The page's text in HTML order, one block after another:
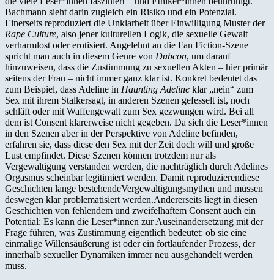
Bachmann sieht darin zugleich ein Risiko und ein Potenzial.
Einerseits reproduziert die Unklarheit über Einwilligung Muster der
Rape Culture, also jener kulturellen Logik, die sexuelle Gewalt
verharmlost oder erotisiert. Angelehnt an die Fan Fiction-Szene
spricht man auch in diesem Genre von Dubcon, um darauf
hinzuweisen, dass die Zustimmung zu sexuellen Akten – hier primär
seitens der Frau – nicht immer ganz klar ist. Konkret bedeutet das
zum Beispiel, dass Adeline in Haunting Adeline klar „nein“ zum
Sex mit ihrem Stalkersagt, in anderen Szenen gefesselt ist, noch
schläft oder mit Waffengewalt zum Sex gezwungen wird. Bei all
dem ist Consent klarerweise nicht gegeben. Da sich die Leser*innen
in den Szenen aber in der Perspektive von Adeline befinden,
erfahren sie, dass diese den Sex mit der Zeit doch will und große
Lust empfindet. Diese Szenen können trotzdem nur als
Vergewaltigung verstanden werden, die nachträglich durch Adelines
Orgasmus scheinbar legitimiert werden. Damit reproduzierendiese
Geschichten lange bestehendeVergewaltigungsmythen und müssen
deswegen klar problematisiert werden.Andererseits liegt in diesen
Geschichten von fehlendem und zweifelhaftem Consent auch ein
Potential: Es kann die Leser*innen zur Auseinandersetzung mit der
Frage führen, was Zustimmung eigentlich bedeutet: ob sie eine
einmalige Willensäußerung ist oder ein fortlaufender Prozess, der
innerhalb sexueller Dynamiken immer neu ausgehandelt werden
muss.